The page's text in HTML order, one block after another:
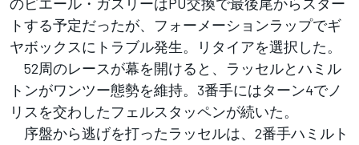
トする予定だったが、フォーメーションラップでギ
ヤボックスにトラブル発生。リタイアを選択した。
52周のレースが幕を開けると、ラッセルとハミル
トンがワンツー態勢を維持。3番手にはターン4でノ
リスを交わしたフェルスタッペンが続いた。
序盤から逃げを打ったラッセルは、2番手ハミルト